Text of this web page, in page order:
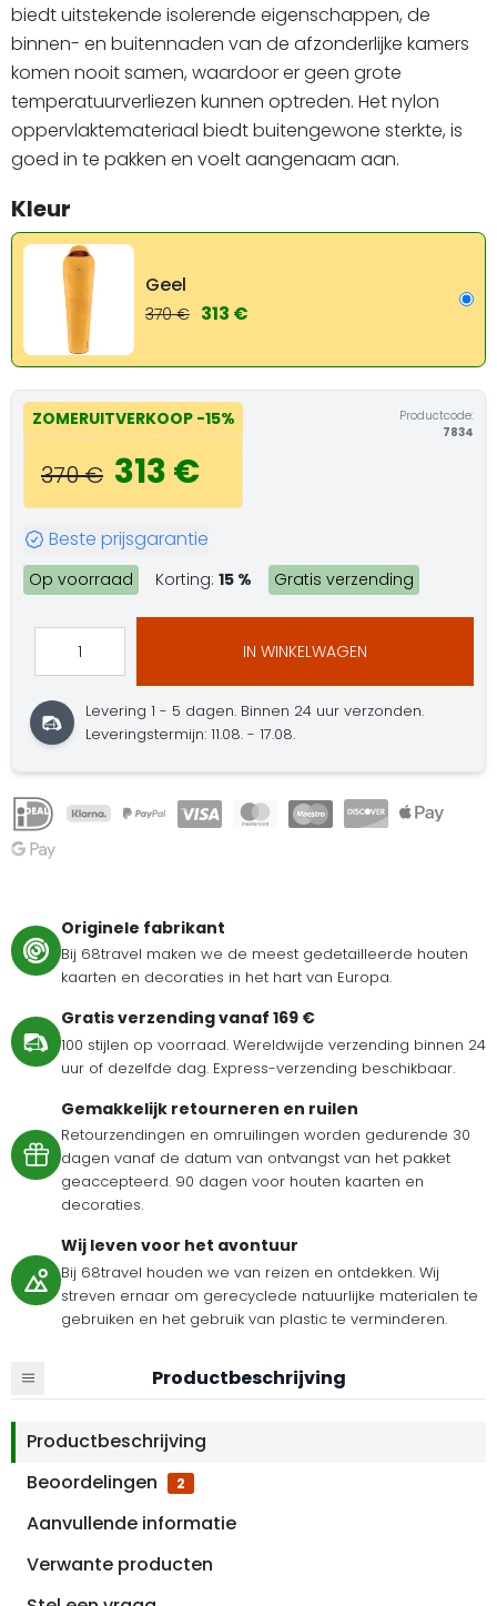
biedt uitstekende isolerende eigenschappen, de
binnen- en buitennaden van de afzonderlijke kamers
komen nooit samen, waardoor er geen grote
temperatuurverliezen kunnen optreden. Het nylon
oppervlaktemateriaal biedt buitengewone sterkte, is
goed in te pakken en voelt aangenaam aan.
Kleur
Geel
370 € 313 €
ZOMERUITVERKOOP -15%
370 € 313 €
Productcode:
7834
Beste prijsgarantie
Op voorraad Korting: 15 % Gratis verzending
IN WINKELWAGEN
Levering 1 - 5 dagen. Binnen 24 uur verzonden.
Leveringstermijn: 11.08. - 17.08.
Originele fabrikant
Bij 68travel maken we de meest gedetailleerde houten
kaarten en decoraties in het hart van Europa.
Gratis verzending vanaf 169 €
100 stijlen op voorraad. Wereldwijde verzending binnen 24
uur of dezelfde dag. Express-verzending beschikbaar.
Gemakkelijk retourneren en ruilen
Retourzendingen en omruilingen worden gedurende 30
dagen vanaf de datum van ontvangst van het pakket
geaccepteerd. 90 dagen voor houten kaarten en
decoraties.
Wij leven voor het avontuur
Bij 68travel houden we van reizen en ontdekken. Wij
streven ernaar om gerecyclede natuurlijke materialen te
gebruiken en het gebruik van plastic te verminderen.
Productbeschrijving
Productbeschrijving
Beoordelingen
2
Aanvullende informatie
Verwante producten